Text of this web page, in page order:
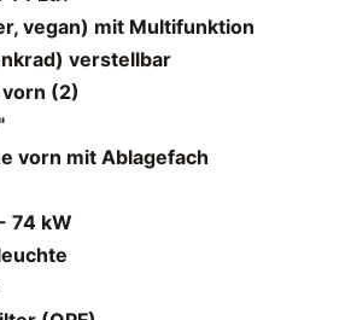
vegan) mit Multifunktion
verstellbar
(2)
vorn mit Ablagefach
74 kW